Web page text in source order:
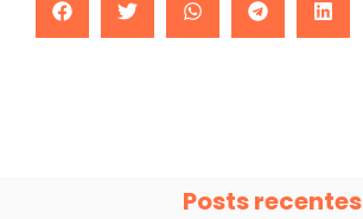
Posts recentes